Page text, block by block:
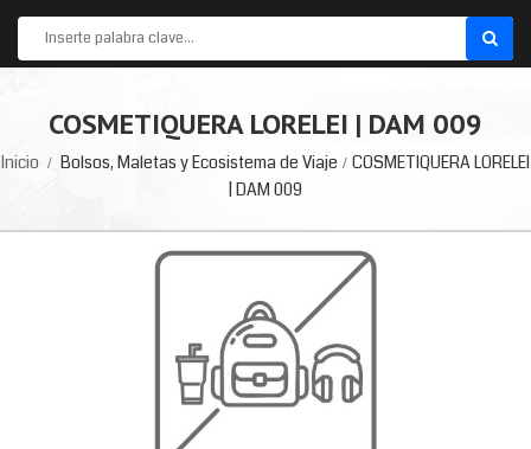
COSMETIQUERA LORELEI | DAM 009
Inicio Bolsos, Maletas y Ecosistema de Viaje
COSMETIQUERA LORELEI
| DAM 009